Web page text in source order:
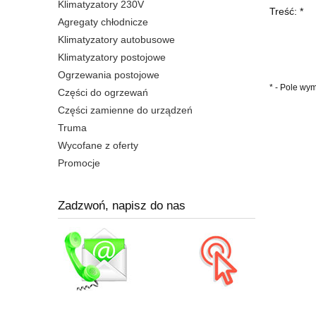
Klimatyzatory 230V
Agregaty chłodnicze
Klimatyzatory autobusowe
Klimatyzatory postojowe
Ogrzewania postojowe
Części do ogrzewań
Części zamienne do urządzeń
Truma
Wycofane z oferty
Promocje
Zadzwoń, napisz do nas
Treść: *
* - Pole